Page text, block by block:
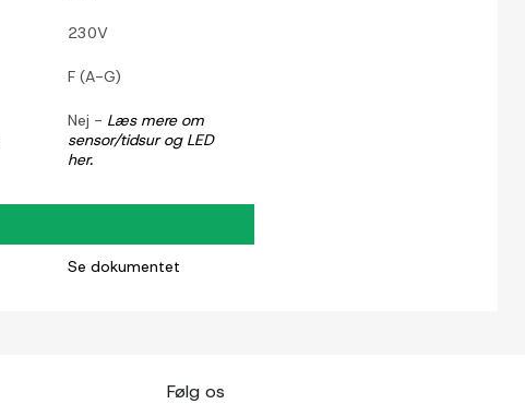
230V
F (A-G)
Nej - Læs mere om
sensor/tidsur og LED
her.
Se dokumentet
Følg os